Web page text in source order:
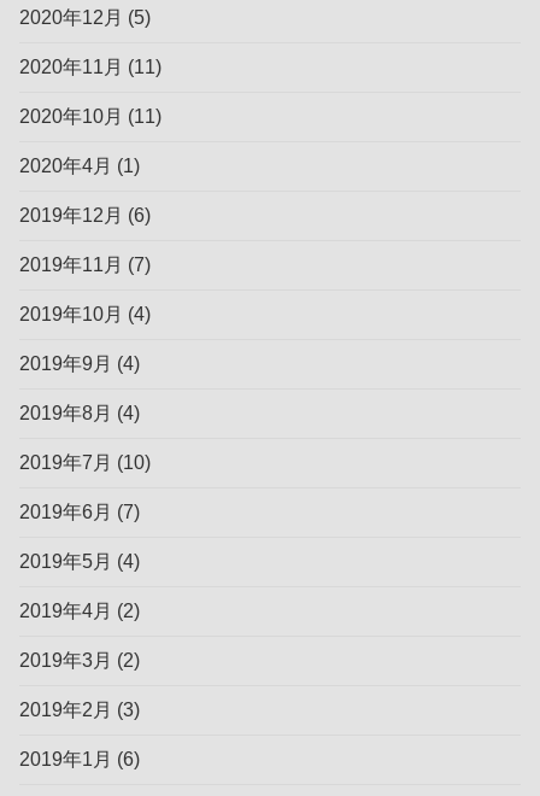
2020年12月 (5)
2020年11月 (11)
2020年10月 (11)
2020年4月 (1)
2019年12月 (6)
2019年11月 (7)
2019年10月 (4)
2019年9月 (4)
2019年8月 (4)
2019年7月 (10)
2019年6月 (7)
2019年5月 (4)
2019年4月 (2)
2019年3月 (2)
2019年2月 (3)
2019年1月 (6)